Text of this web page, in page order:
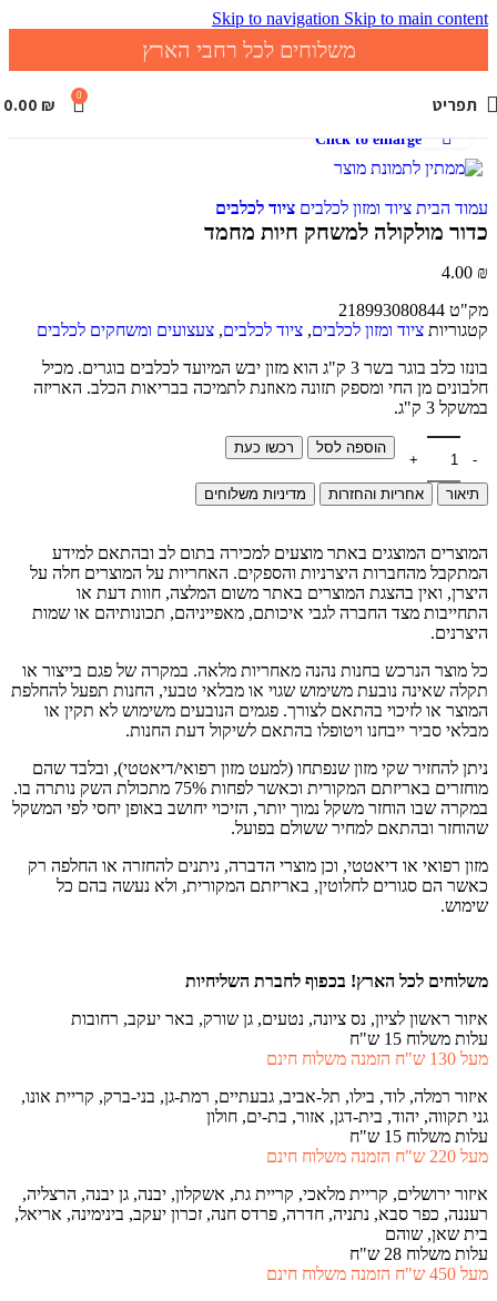
Skip to navigation Skip to main content
משלוחים לכל רחבי הארץ
תפריט 0
0.00 ₪
Click to enlarge
עמוד הבית ציוד ומזון לכלבים ציוד לכלבים
כדור מולקולה למשחק חיות מחמד
4.00 ₪
מק"ט 218993080844
קטגוריות ציוד ומזון לכלבים, ציוד לכלבים, צעצועים ומשחקים לכלבים
בונזו כלב בוגר בשר 3 ק"ג הוא מזון יבש המיועד לכלבים בוגרים. מכיל
חלבונים מן החי ומספק תזונה מאוזנת לתמיכה בבריאות הכלב. האריזה
במשקל 3 ק"ג.
הוספה לסל רכשו כעת
תיאור אחריות והחזרות מדיניות משלוחים
המוצרים המוצגים באתר מוצעים למכירה בתום לב ובהתאם למידע
המתקבל מהחברות היצרניות והספקים. האחריות על המוצרים חלה על
היצרן, ואין בהצגת המוצרים באתר משום המלצה, חוות דעת או
התחייבות מצד החברה לגבי איכותם, מאפייניהם, תכונותיהם או שמות
היצרנים.
כל מוצר הנרכש בחנות נהנה מאחריות מלאה. במקרה של פגם בייצור או
תקלה שאינה נובעת משימוש שגוי או מבלאי טבעי, החנות תפעל להחלפת
המוצר או לזיכוי בהתאם לצורך. פגמים הנובעים משימוש לא תקין או
מבלאי סביר ייבחנו ויטופלו בהתאם לשיקול דעת החנות.
ניתן להחזיר שקי מזון שנפתחו (למעט מזון רפואי/דיאטטי), ובלבד שהם
מוחזרים באריזתם המקורית וכאשר לפחות 75% מתכולת השק נותרה בו.
במקרה שבו הוחזר משקל נמוך יותר, הזיכוי יחושב באופן יחסי לפי המשקל
שהוחזר ובהתאם למחיר ששולם בפועל.
מזון רפואי או דיאטטי, וכן מוצרי הדברה, ניתנים להחזרה או החלפה רק
כאשר הם סגורים לחלוטין, באריזתם המקורית, ולא נעשה בהם כל
שימוש.
משלוחים לכל הארץ! בכפוף לחברת השליחיות
איזור ראשון לציון, נס ציונה, נטעים, גן שורק, באר יעקב, רחובות
עלות משלוח 15 ש"ח
מעל 130 ש"ח הזמנה משלוח חינם
איזור רמלה, לוד, בילו, תל-אביב, גבעתיים, רמת-גן, בני-ברק, קריית אונו,
גני תקווה, יהוד, בית-דגן, אזור, בת-ים, חולון
עלות משלוח 15 ש"ח
מעל 220 ש"ח הזמנה משלוח חינם
איזור ירושלים, קריית מלאכי, קריית גת, אשקלון, יבנה, גן יבנה, הרצליה,
רעננה, כפר סבא, נתניה, חדרה, פרדס חנה, זכרון יעקב, בינימינה, אריאל,
בית שאן, שוהם
עלות משלוח 28 ש"ח
מעל 450 ש"ח הזמנה משלוח חינם